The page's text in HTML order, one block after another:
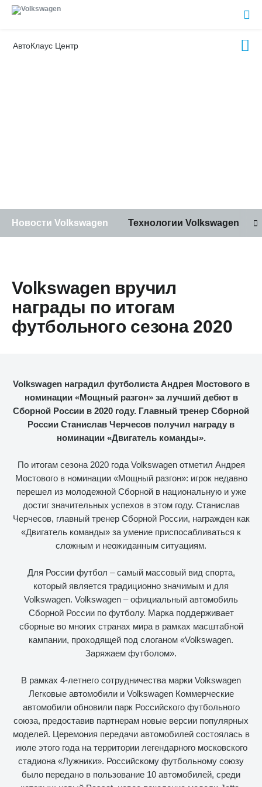
АвтоКлаус Центр
Новости Volkswagen Технологии Volkswagen
Volkswagen вручил
награды по итогам
футбольного сезона 2020
Volkswagen наградил футболиста Андрея Мостового в
номинации «Мощный разгон» за лучший дебют в
Сборной России в 2020 году. Главный тренер Сборной
России Станислав Черчесов получил награду в
номинации «Двигатель команды».
По итогам сезона 2020 года Volkswagen отметил Андрея
Мостового в номинации «Мощный разгон»: игрок недавно
перешел из молодежной Сборной в национальную и уже
достиг значительных успехов в этом году. Станислав
Черчесов, главный тренер Сборной России, награжден как
«Двигатель команды» за умение приспосабливаться к
сложным и неожиданным ситуациям.
Для России футбол – самый массовый вид спорта,
который является традиционно значимым и для
Volkswagen. Volkswagen – официальный автомобиль
Сборной России по футболу. Марка поддерживает
сборные во многих странах мира в рамках масштабной
кампании, проходящей под слоганом «Volkswagen.
Заряжаем футболом».
В рамках 4-летнего сотрудничества марки Volkswagen
Легковые автомобили и Volkswagen Коммерческие
автомобили обновили парк Российского футбольного
союза, предоставив партнерам новые версии популярных
моделей. Церемония передачи автомобилей состоялась в
июле этого года на территории легендарного московского
стадиона «Лужники». Российскому футбольному союзу
было передано в пользование 10 автомобилей, среди